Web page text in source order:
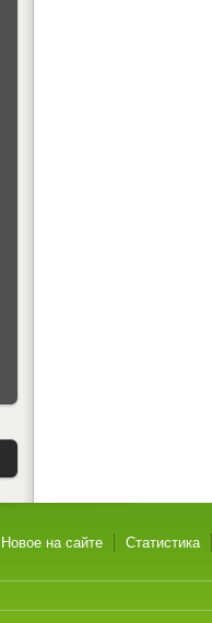
Новое на сайте Статистика